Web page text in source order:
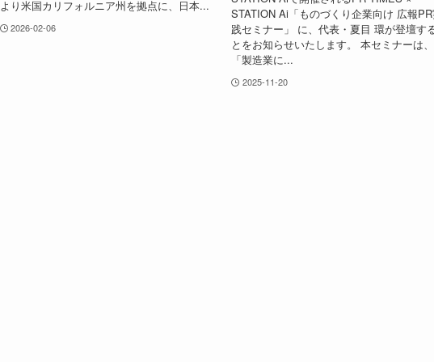
より米国カリフォルニア州を拠点に、日本...
2026-02-06
STATION Ai「ものづくり企業向け 広報
践セミナー」 に、代表・夏目 環が登壇す
とをお知らせいたします。 本セミナーは、
「製造業に...
2025-11-20